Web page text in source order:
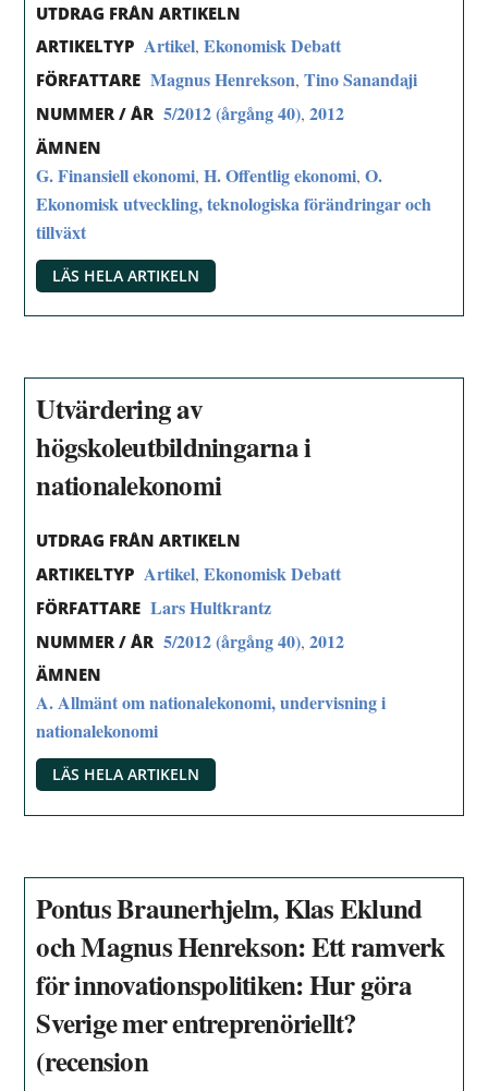
UTDRAG FRÅN ARTIKELN
ARTIKELTYP Artikel,Ekonomisk Debatt
FÖRFATTARE Magnus Henrekson,Tino Sanandaji
NUMMER / ÅR 5/2012 (årgång 40),2012
ÄMNEN
G. Finansiell ekonomi,H. Offentlig ekonomi,O.
Ekonomisk utveckling, teknologiska förändringar och
tillväxt
LÄS HELA ARTIKELN
Utvärdering av
högskoleutbildningarna i
nationalekonomi
UTDRAG FRÅN ARTIKELN
ARTIKELTYP Artikel,Ekonomisk Debatt
FÖRFATTARE Lars Hultkrantz
NUMMER / ÅR 5/2012 (årgång 40),2012
ÄMNEN
A. Allmänt om nationalekonomi, undervisning i
nationalekonomi
LÄS HELA ARTIKELN
Pontus Braunerhjelm, Klas Eklund
och Magnus Henrekson: Ett ramverk
för innovationspolitiken: Hur göra
Sverige mer entreprenöriellt?
(recension